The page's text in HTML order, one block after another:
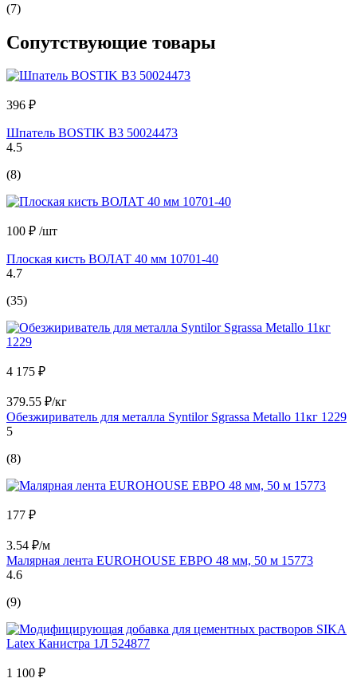
(7)
Сопутствующие товары
396 ₽
Шпатель BOSTIK В3 50024473
4.5
(8)
100 ₽ /шт
Плоская кисть ВОЛАТ 40 мм 10701-40
4.7
(35)
4 175 ₽
379.55 ₽/кг
Обезжириватель для металла Syntilor Sgrassa Metallo 11кг 1229
5
(8)
177 ₽
3.54 ₽/м
Малярная лента EUROHOUSE ЕВРО 48 мм, 50 м 15773
4.6
(9)
1 100 ₽